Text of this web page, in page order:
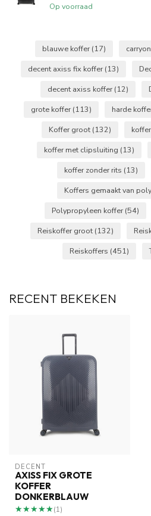
Op voorraad
blauwe koffer (17)
decent axiss fix koffer (13)
decent axiss koffer (12)
grote koffer (113) harde
Koffer groot (132)
koffer met clipsluiting (13)
koffer zonder rits (13)
Koffers gemaakt van
Polypropyleen koffer (54)
Reiskoffer groot (132)
Reiskoffers (451)
RECENT BEKEKEN
DECENT
AXISS FIX GROTE
KOFFER
DONKERBLAUW
★★★★★
★★★★★(1)